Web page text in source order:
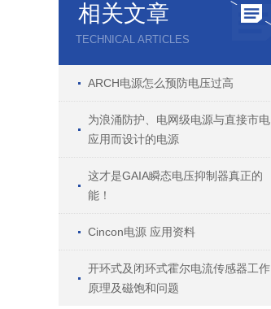
相关文章
TECHNICAL ARTICLES
ARCH电源怎么预防电压过高
为浪涌防护、电网级电源与直接市电
应用而设计的电源
这才是GAIA瞬态电压抑制器真正的
能！
Cincon电源 应用资料
开环式及闭环式霍尔电流传感器工作
原理及磁饱和问题